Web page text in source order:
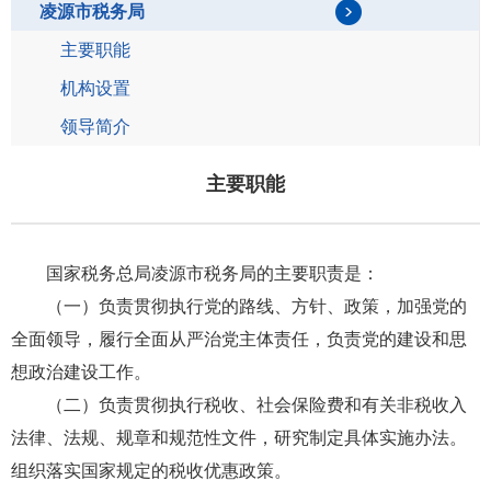
凌源市税务局
主要职能
机构设置
领导简介
法定主动公开内容
政府信息公开年报
朝阳县税务局
建平县税务局
喀喇沁左翼蒙古族自治县税务局
主要职能
国家税务总局凌源市税务局的主要职责是：
（一）负责贯彻执行党的路线、方针、政策，加强党的
全面领导，履行全面从严治党主体责任，负责党的建设和思
想政治建设工作。
（二）负责贯彻执行税收、社会保险费和有关非税收入
法律、法规、规章和规范性文件，研究制定具体实施办法。
组织落实国家规定的税收优惠政策。